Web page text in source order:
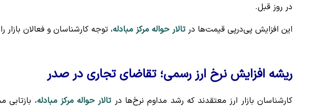
در روز قبل.
این افزایش پی‌درپی قیمت‌ها درتالار حواله مرکز مبادله، توجه کارشناسان و فعالان
ریشه افزایش نرخ ارز رسمی؛ تقاضای تجاری در صدر
کارشناسان بازار ارز معتقدند که رشد مداوم نرخ‌ها درتالار حواله مرکز مبادله،